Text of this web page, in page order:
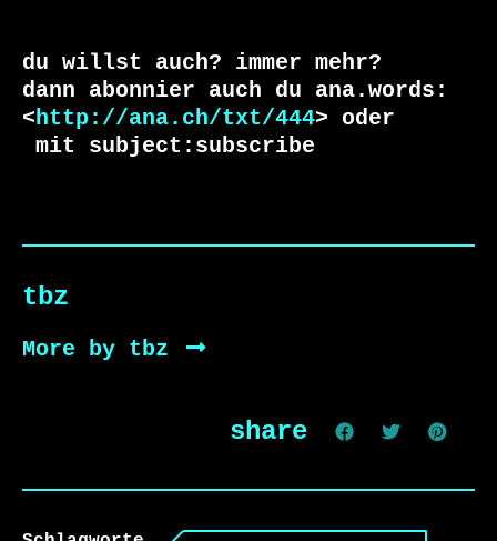
du willst auch? immer mehr?
dann abonnier auch du ana.words:
<http://ana.ch/txt/444
mit subject:subscribe
tbz
More by tbz
share